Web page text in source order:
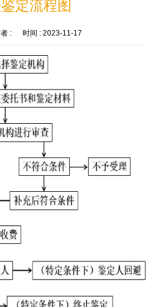
定流程图
: 时间 : 2023-11-17